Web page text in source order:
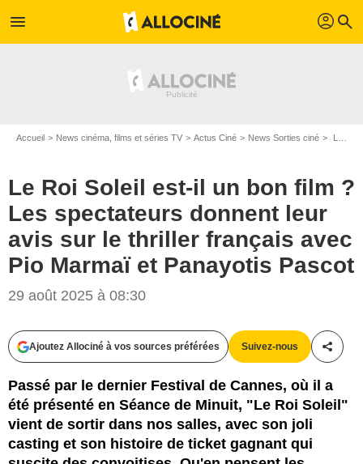
menu profil search
Accueil News cinéma, films et séries TV Actus Ciné News Sorties ciné Le Roi Soleil est-il un bon film ? Les spectateurs donnent leur avis sur le thriller français avec Pio Marmaï et Panayotis Pascot
Le Roi Soleil est-il un bon film ?
Les spectateurs donnent leur
avis sur le thriller français avec
Pio Marmaï et Panayotis Pascot
29 août 2025 à 08:30
Ajoutez Allociné à vos sources préférées Suivez-nous
Passé par le dernier Festival de Cannes, où il a
été présenté en Séance de Minuit, "Le Roi Soleil"
vient de sortir dans nos salles, avec son joli
casting et son histoire de ticket gagnant qui